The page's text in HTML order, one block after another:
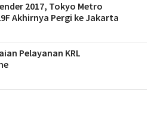
2017, Tokyo Metro
Akhirnya Pergi ke Jakarta
Pelayanan KRL